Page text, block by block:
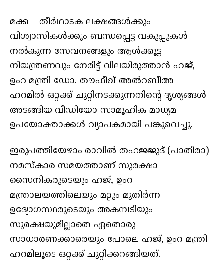
മക്ക – തീര്‍ഥാടക ലക്ഷങ്ങള്‍ക്കും
വിശ്വാസികള്‍ക്കും ബന്ധപ്പെട്ട വകുപ്പുകള്‍
നല്‍കുന്ന സേവനങ്ങളും ആള്‍ക്കൂട്ട
നിയന്ത്രണവും നേരിട്ട് വിലയിരുത്താന്‍ ഹജ്,
ഉംറ മന്ത്രി ഡോ. തൗഫീഖ് അല്‍റബീഅ
ഹറമില്‍ ഒറ്റക്ക് ചുറ്റിനടക്കുന്നതിന്റെ ദൃശ്യങ്ങള്‍
അടങ്ങിയ വീഡിയോ സാമൂഹിക മാധ്യമ
ഉപയോക്താക്കള്‍ വ്യാപകമായി പങ്കുവെച്ചു.
ഇരുപത്തിയേഴാം രാവില്‍ തഹജ്ജുദ് (പാതിരാ)
നമസ്‌കാര സമയത്താണ് സുരക്ഷാ
സൈനികരുടെയും ഹജ്, ഉംറ
മന്ത്രാലയത്തിലെയും മറ്റും മുതിര്‍ന്ന
ഉദ്യോഗസ്ഥരുടെയും അകമ്പടിയും
സുരക്ഷയുമില്ലാതെ ഏതൊരു
സാധാരണക്കാരെയും പോലെ ഹജ്, ഉംറ മന്ത്രി
ഹറമിലൂടെ ഒറ്റക്ക് ചുറ്റിക്കറങ്ങിയത്.